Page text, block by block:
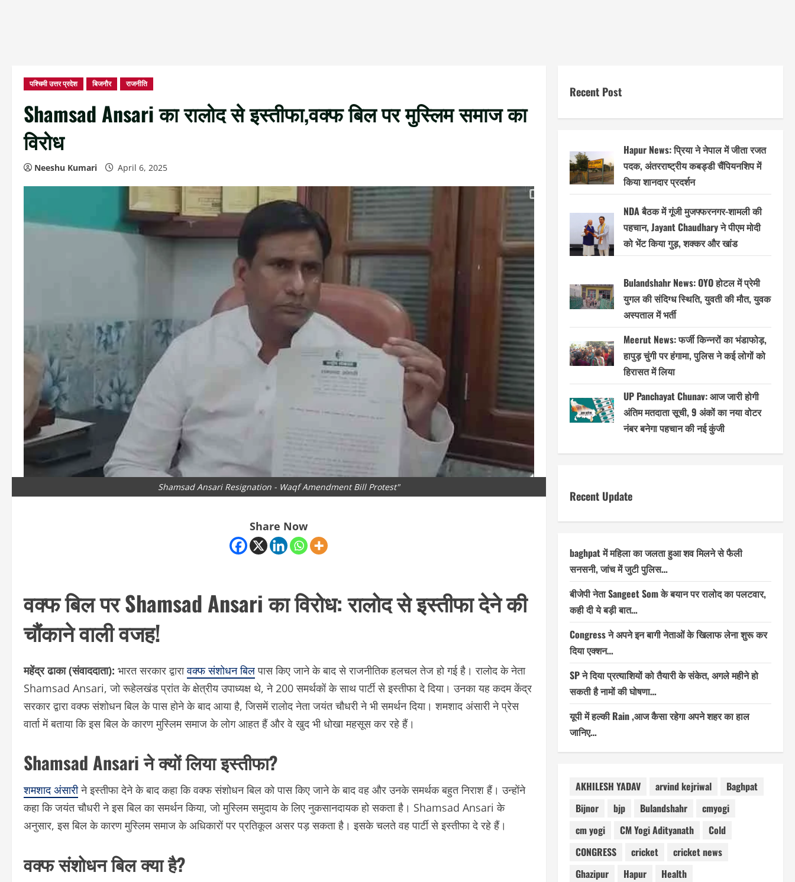
पश्चिमी उत्तर प्रदेश बिजनौर राजनीति
Shamsad Ansari का रालोद से इस्तीफा,वक्फ बिल पर मुस्लिम समाज का
विरोध
Neeshu Kumari April 6, 2025
Shamsad Ansari Resignation - Waqf Amendment Bill Protest"
Share Now
वक्फ बिल पर Shamsad Ansari का विरोध: रालोद से इस्तीफा देने की
चौंकाने वाली वजह!
महेंद्र ढाका (संवाददाता): भारत सरकार द्वारावक्फ संशोधन बिलपास किए जाने के बाद से राजनीतिक हलचल तेज हो गई है। रालोद के नेता
Shamsad Ansari, जो रूहेलखंड प्रांत के क्षेत्रीय उपाध्यक्ष थे, ने 200 समर्थकों के साथ पार्टी से इस्तीफा दे दिया। उनका यह कदम केंद्र
सरकार द्वारा वक्फ संशोधन बिल के पास होने के बाद आया है, जिसमें रालोद नेता जयंत चौधरी ने भी समर्थन दिया। शमशाद अंसारी ने प्रेस
वार्ता में बताया कि इस बिल के कारण मुस्लिम समाज के लोग आहत हैं और वे खुद भी धोखा महसूस कर रहे हैं।
Shamsad Ansari ने क्यों लिया इस्तीफा?
शमशाद अंसारीने इस्तीफा देने के बाद कहा कि वक्फ संशोधन बिल को पास किए जाने के बाद वह और उनके समर्थक बहुत निराश हैं। उन्होंने
कहा कि जयंत चौधरी ने इस बिल का समर्थन किया, जो मुस्लिम समुदाय के लिए नुकसानदायक हो सकता है। Shamsad Ansari के
अनुसार, इस बिल के कारण मुस्लिम समाज के अधिकारों पर प्रतिकूल असर पड़ सकता है। इसके चलते वह पार्टी से इस्तीफा दे रहे हैं।
वक्फ संशोधन बिल क्या है?
Recent Post
Hapur News: प्रिया ने नेपाल में जीता रजत
पदक, अंतरराष्ट्रीय कबड्डी चैंपियनशिप में
किया शानदार प्रदर्शन
NDA बैठक में गूंजी मुजफ्फरनगर-शामली की
पहचान, Jayant Chaudhary ने पीएम मोदी
को भेंट किया गुड़, शक्कर और खांड
Bulandshahr News: OYO होटल में प्रेमी
युगल की संदिग्ध स्थिति, युवती की मौत, युवक
अस्पताल में भर्ती
Meerut News: फर्जी किन्नरों का भंडाफोड़,
हापुड़ चुंगी पर हंगामा, पुलिस ने कई लोगों को
हिरासत में लिया
UP Panchayat Chunav: आज जारी होगी
अंतिम मतदाता सूची, 9 अंकों का नया वोटर
नंबर बनेगा पहचान की नई कुंजी
Recent Update
baghpat में महिला का जलता हुआ शव मिलने से फैली
सनसनी, जांच में जुटी पुलिस…
बीजेपी नेता Sangeet Som के बयान पर रालोद का पलटवार,
कही दी ये बड़ी बात…
Congress ने अपने इन बागी नेताओं के खिलाफ लेना शुरू कर
दिया एक्शन…
SP ने दिया प्रत्याशियों को तैयारी के संकेत, अगले महीने हो
सकती है नामों की घोषणा…
यूपी में हल्की Rain ,आज कैसा रहेगा अपने शहर का हाल
जानिए…
AKHILESH YADAV arvind kejriwal
Baghpat
Bijnor
bjp Bulandshahr
cmyogi
cm yogi
CM Yogi Adityanath
Cold
CONGRESS
cricket
cricket news
Ghazipur
Hapur
Health